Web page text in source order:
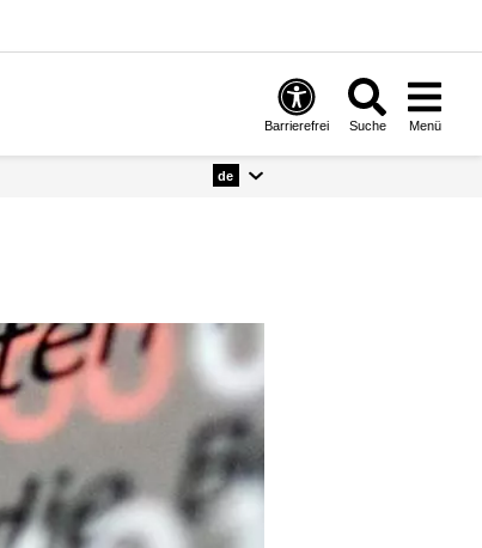
Barrierefrei Suche Menü
de